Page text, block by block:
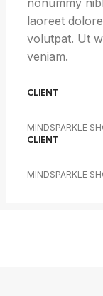
nonummy
laoreet
volutpat. Ut
veniam.
CLIENT
MINDSPARKLE
CLIENT
MINDSPARKLE